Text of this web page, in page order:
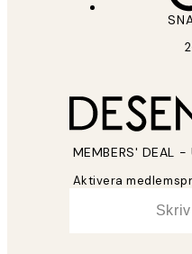
MEMBERS' DEAL -
Aktivera